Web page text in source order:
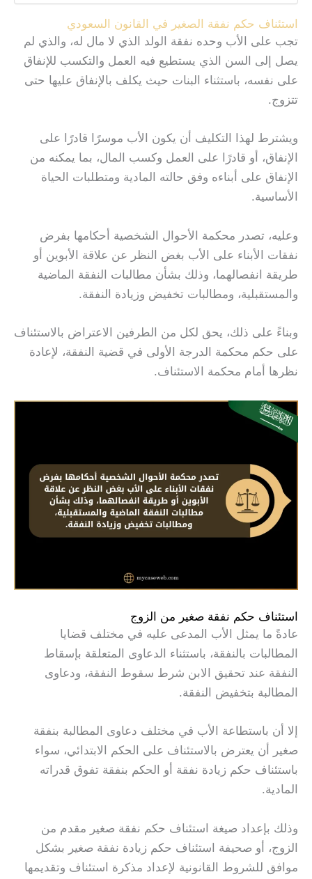
استئناف حكم نفقة الصغير في القانون السعودي
تجب على الأب وحده نفقة الولد الذي لا مال له، والذي لم
يصل إلى السن الذي يستطيع فيه العمل والتكسب للإنفاق
على نفسه، باستثناء البنات حيث يكلف بالإنفاق عليها حتى
تتزوج.
ويشترط لهذا التكليف أن يكون الأب موسرًا قادرًا على
الإنفاق، أو قادرًا على العمل وكسب المال، بما يمكنه من
الإنفاق على أبناءه وفق حالته المادية ومتطلبات الحياة
الأساسية.
وعليه، تصدر محكمة الأحوال الشخصية أحكامها بفرض
نفقات الأبناء على الأب بغض النظر عن علاقة الأبوين أو
طريقة انفصالهما، وذلك بشأن مطالبات النفقة الماضية
والمستقبلية، ومطالبات تخفيض وزيادة النفقة.
وبناءً على ذلك، يحق لكل من الطرفين الاعتراض بالاستئناف
على حكم محكمة الدرجة الأولى في قضية النفقة، لإعادة
نظرها أمام محكمة الاستئناف.
استئناف حكم نفقة صغير من الزوج
عادةً ما يمثل الأب المدعى عليه في مختلف قضايا
المطالبات بالنفقة، باستثناء الدعاوى المتعلقة بإسقاط
النفقة عند تحقيق الابن شرط سقوط النفقة، ودعاوى
المطالبة بتخفيض النفقة.
إلا أن باستطاعة الأب في مختلف دعاوى المطالبة بنفقة
صغير أن يعترض بالاستئناف على الحكم الابتدائي، سواء
باستئناف حكم زيادة نفقة أو الحكم بنفقة تفوق قدراته
المادية.
وذلك بإعداد صيغة استئناف حكم نفقة صغير مقدم من
الزوج، أو صحيفة استئناف حكم زيادة نفقة صغير بشكل
موافق للشروط القانونية لإعداد مذكرة استئناف وتقديمها